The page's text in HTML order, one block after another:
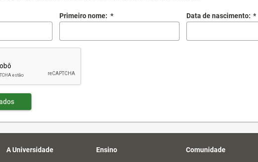
Primeiro nome: * Data de nascimento: *
A Universidade Ensino Comunidade